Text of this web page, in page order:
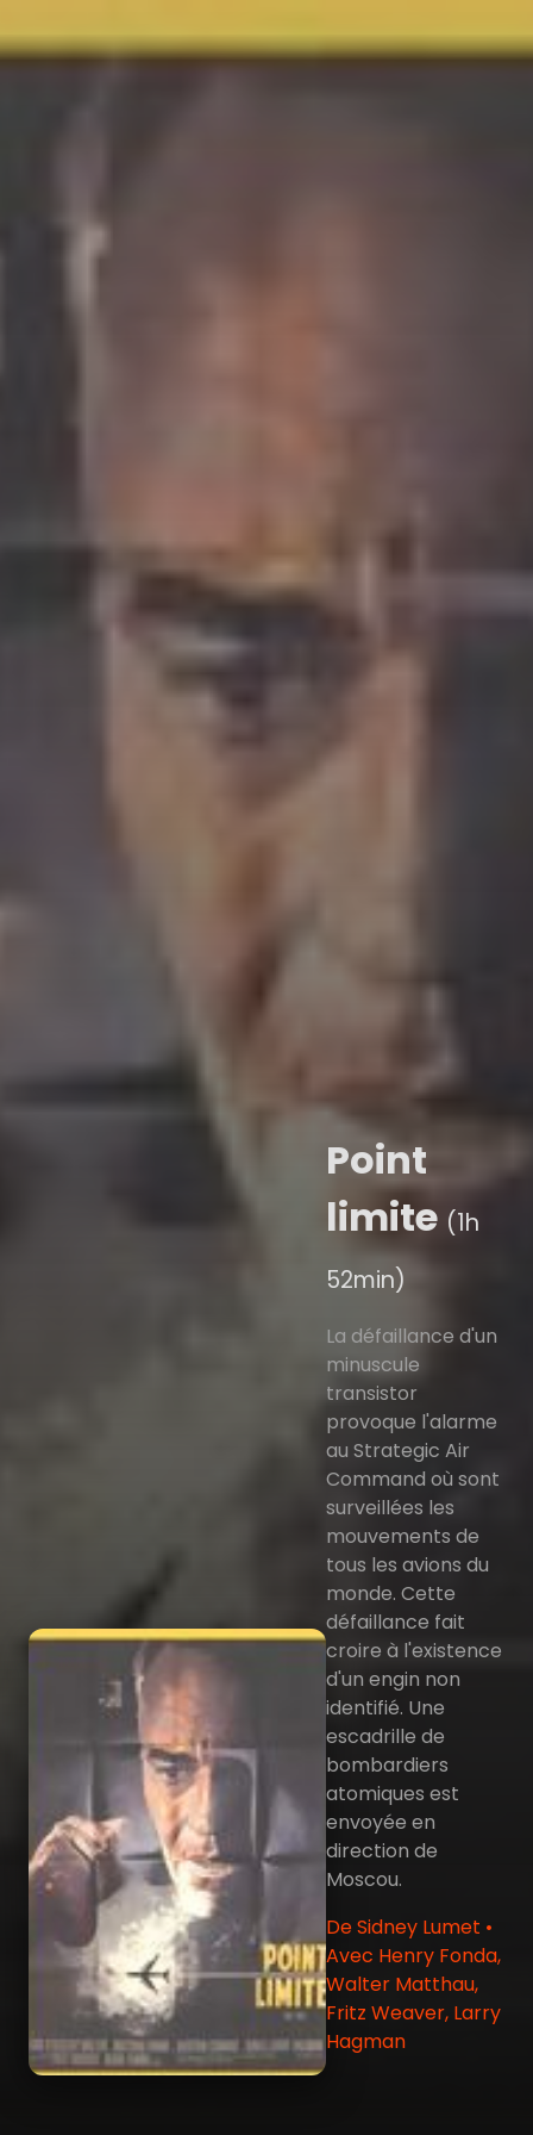
Point
limite (1h
52min)
La défaillance d'un
minuscule
transistor
provoque l'alarme
au Strategic Air
Command où sont
surveillées les
mouvements de
tous les avions du
monde. Cette
défaillance fait
croire à l'existence
d'un engin non
identifié. Une
escadrille de
bombardiers
atomiques est
envoyée en
direction de
Moscou.
De Sidney Lumet •
Avec Henry Fonda,
Walter Matthau,
Fritz Weaver, Larry
Hagman